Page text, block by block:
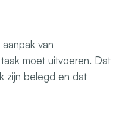
van
moet uitvoeren. Dat
zijn belegd en dat